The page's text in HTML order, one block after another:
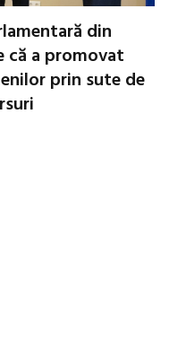
din
că a promovat
prin sute de